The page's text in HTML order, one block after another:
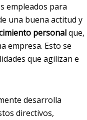
empleados para
una buena actitud y
personalque,
empresa. Esto se
que agilizan e
desarrolla
directivos,